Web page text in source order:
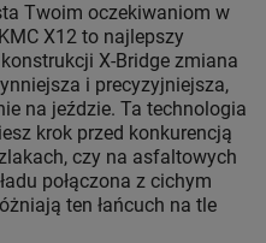
Twoim oczekiwaniom w
X12 to najlepszy
X-Bridge zmiana
i precyzyjniejsza,
na jeździe. Ta technologia
krok przed konkurencją
czy na asfaltowych
połączona z cichym
ten łańcuch na tle